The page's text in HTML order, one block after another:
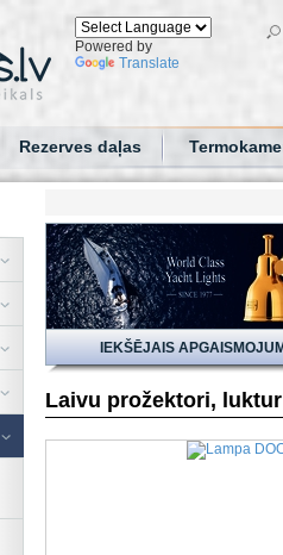
Powered by
Translate
Rezerves daļas
IEKŠĒJAIS
Laivu prožektori,